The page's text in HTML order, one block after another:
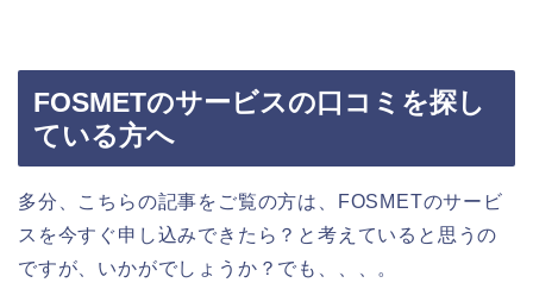
FOSMETのサービスの口コミを探し
ている方へ
多分、こちらの記事をご覧の方は、FOSMETのサービ
スを今すぐ申し込みできたら？と考えていると思うの
ですが、いかがでしょうか？でも、、、。